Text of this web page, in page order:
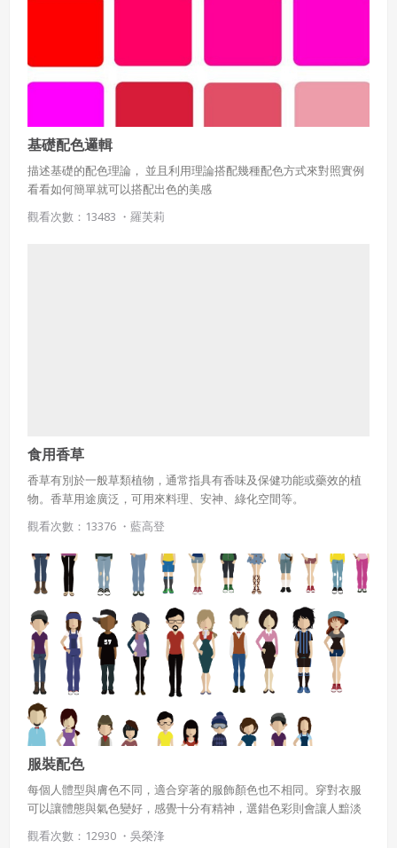
基礎配色邏輯
描述基礎的配色理論， 並且利用理論搭配幾種配色方式來對照實例
看看如何簡單就可以搭配出色的美感
觀看次數：13483 ・ 羅芙莉
食用香草
香草有別於一般草類植物，通常指具有香味及保健功能或藥效的植
物。香草用途廣泛，可用來料理、安神、綠化空間等。
觀看次數：13376 ・ 藍高登
服裝配色
每個人體型與膚色不同，適合穿著的服飾顏色也不相同。穿對衣服
可以讓體態與氣色變好，感覺十分有精神，選錯色彩則會讓人黯淡
無光。因此，挑選適合自己體型與膚色的色彩，才能穿出最讓人覺
觀看次數：12930 ・ 吳榮浲